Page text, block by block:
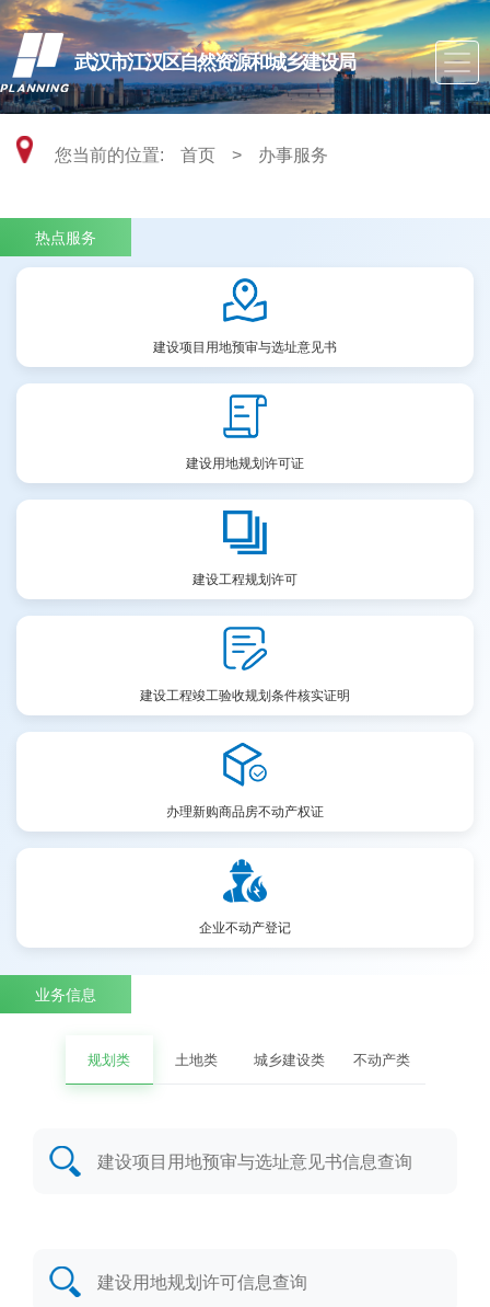
武汉市江汉区自然资源和城乡建设局
您当前的位置: 首页 > 办事服务
热点服务
建设项目用地预审与选址意见书
建设用地规划许可证
建设工程规划许可
建设工程竣工验收规划条件核实证明
办理新购商品房不动产权证
企业不动产登记
业务信息
规划类 土地类 城乡建设类 不动产类
建设项目用地预审与选址意见书信息查询
建设用地规划许可信息查询